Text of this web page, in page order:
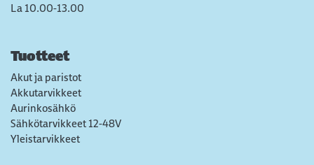
La 10.00-13.00
Tuotteet
Akut ja paristot
Akkutarvikkeet
Aurinkosähkö
Sähkötarvikkeet 12-48V
Yleistarvikkeet